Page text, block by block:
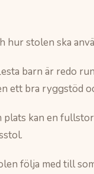
hur stolen ska
barn är redo
ett bra ryggstöd
plats kan en
följa med till